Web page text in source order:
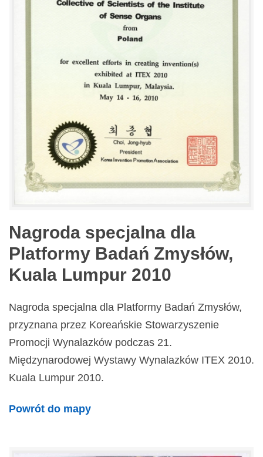
Nagroda specjalna dla
Platformy Badań Zmysłów,
Kuala Lumpur 2010
Nagroda specjalna dla Platformy Badań Zmysłów,
przyznana przez Koreańskie Stowarzyszenie
Promocji Wynalazków podczas 21.
Międzynarodowej Wystawy Wynalazków ITEX 2010.
Kuala Lumpur 2010.
Powrót do mapy